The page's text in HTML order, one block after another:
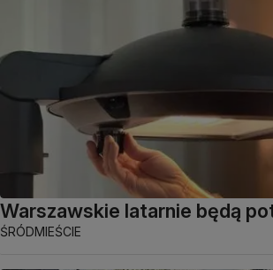
Warszawskie latarnie będą
ŚRÓDMIEŚCIE